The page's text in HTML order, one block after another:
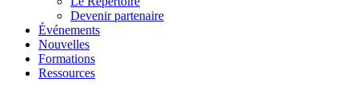
Devenir partenaire
Événements
Nouvelles
Formations
Ressources